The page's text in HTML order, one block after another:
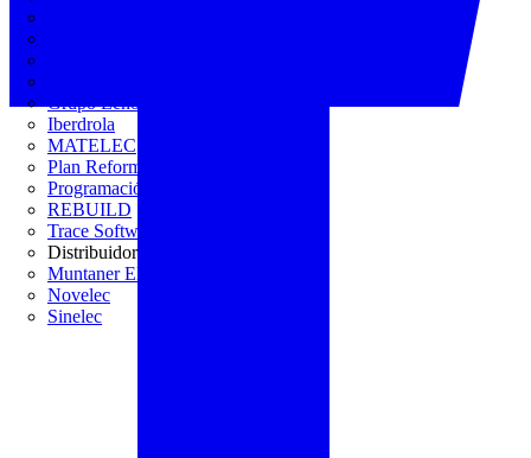
Grupo Lenor
Iberdrola
MATELEC
Plan Reforma
Programación Integral
REBUILD
Trace Software
Distribuidor
Muntaner Electro
Novelec
Sinelec